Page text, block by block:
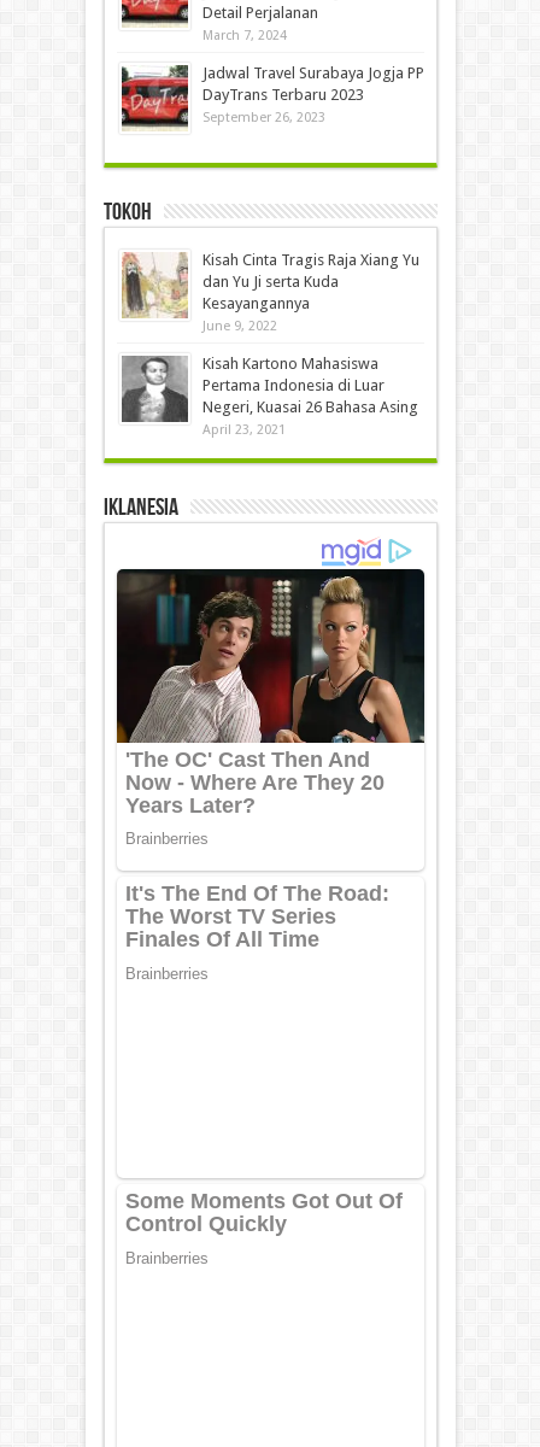
Detail Perjalanan
March 7, 2024
Jadwal Travel Surabaya Jogja PP
DayTrans Terbaru 2023
September 26, 2023
Tokoh
Kisah Cinta Tragis Raja Xiang Yu
dan Yu Ji serta Kuda
Kesayangannya
June 9, 2022
Kisah Kartono Mahasiswa
Pertama Indonesia di Luar
Negeri, Kuasai 26 Bahasa Asing
April 23, 2021
IKLANESIA